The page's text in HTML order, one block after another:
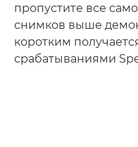
пропустите все
снимков выше
коротким
срабатываниями